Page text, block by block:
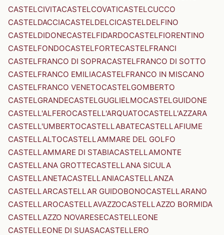
CASTELCIVITACASTELCOVATICASTELCUCCO
CASTELDACCIACASTELDELCICASTELDELFINO
CASTELDIDONECASTELFIDARDOCASTELFIORENTINO
CASTELFONDOCASTELFORTECASTELFRANCI
CASTELFRANCO DI SOPRACASTELFRANCO DI SOTTO
CASTELFRANCO EMILIACASTELFRANCO IN MISCANO
CASTELFRANCO VENETOCASTELGOMBERTO
CASTELGRANDECASTELGUGLIELMOCASTELGUIDONE
CASTELL'ALFEROCASTELL'ARQUATOCASTELL'AZZARA
CASTELL'UMBERTOCASTELLABATECASTELLAFIUME
CASTELLALTOCASTELLAMMARE DEL GOLFO
CASTELLAMMARE DI STABIACASTELLAMONTE
CASTELLANA GROTTECASTELLANA SICULA
CASTELLANETACASTELLANIACASTELLANZA
CASTELLARCASTELLAR GUIDOBONOCASTELLARANO
CASTELLAROCASTELLAVAZZOCASTELLAZZO BORMIDA
CASTELLAZZO NOVARESECASTELLEONE
CASTELLEONE DI SUASACASTELLERO